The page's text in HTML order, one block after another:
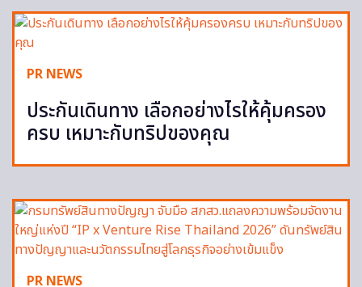
PR NEWS
ประกันเดินทาง เลือกอย่างไรให้คุ้มครอง
ครบ เหมาะกับทริปของคุณ
PR NEWS